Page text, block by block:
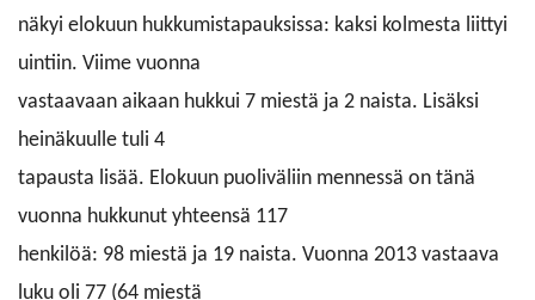
näkyi elokuun hukkumistapauksissa: kaksi kolmesta liittyi
uintiin. Viime vuonna
vastaavaan aikaan hukkui 7 miestä ja 2 naista. Lisäksi
heinäkuulle tuli 4
tapausta lisää. Elokuun puoliväliin mennessä on tänä
vuonna hukkunut yhteensä 117
henkilöä: 98 miestä ja 19 naista. Vuonna 2013 vastaava
luku oli 77 (64 miestä